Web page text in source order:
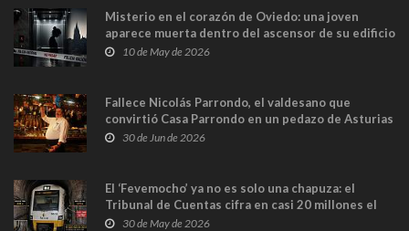
Misterio en el corazón de Oviedo: una joven
aparece muerta dentro del ascensor de su edificio
y las cámaras captan sus últimos minutos
10 de May de 2026
Fallece Nicolás Parrondo, el valdesano que
convirtió Casa Parrondo en un pedazo de Asturias
en Madrid
30 de Jun de 2026
El ‘Fevemocho’ ya no es solo una chapuza: el
Tribunal de Cuentas cifra en casi 20 millones el
sobrecoste de los trenes que no cabían por los
30 de May de 2026